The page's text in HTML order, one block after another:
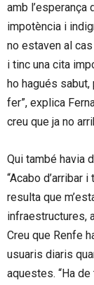
amb l’esperança
impotència i
no estaven al
i tinc una cita
ho hagués sabut,
fer”, explica
creu que ja no
Qui també havia
“Acabo d’arribar
resulta que
infraestructures,
Creu que Renfe
usuaris diaris
aquestes. “Ha